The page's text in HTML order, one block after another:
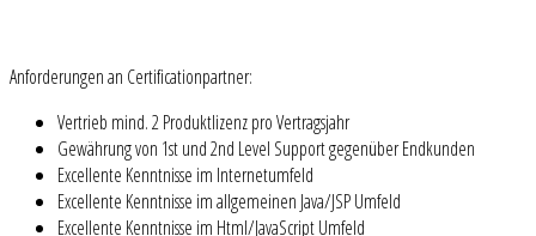
Anforderungen an Certificationpartner:
Vertrieb mind. 2 Produktlizenz pro Vertragsjahr
Gewährung von 1st und 2nd Level Support gegenüber Endkunden
Excellente Kenntnisse im Internetumfeld
Excellente Kenntnisse im allgemeinen Java/JSP Umfeld
Excellente Kenntnisse im Html/JavaScript Umfeld